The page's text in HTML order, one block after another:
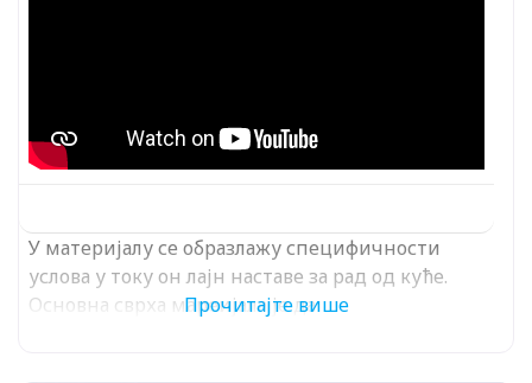
У материјалу се образлажу специфичности
услова у току он лајн наставе за рад од куће.
Основна сврха мареијала је да
Прочитајте више